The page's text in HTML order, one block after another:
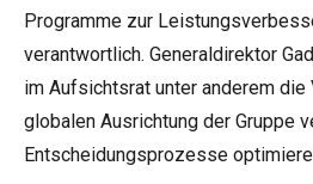
Programme zur
verantwortlich. Generaldirektor
im Aufsichtsrat unter anderem
globalen Ausrichtung der Gruppe
Entscheidungsprozesse